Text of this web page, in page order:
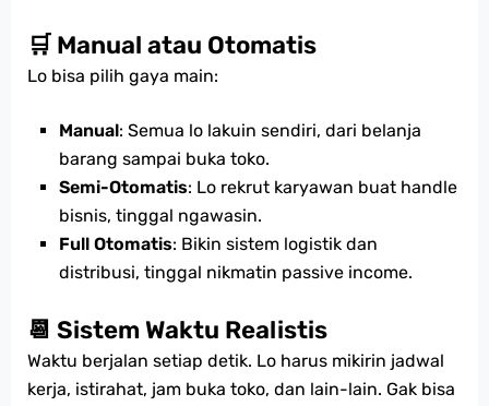
🛒 Manual atau Otomatis
Lo bisa pilih gaya main:
Manual: Semua lo lakuin sendiri, dari belanja
barang sampai buka toko.
Semi-Otomatis: Lo rekrut karyawan buat handle
bisnis, tinggal ngawasin.
Full Otomatis: Bikin sistem logistik dan
distribusi, tinggal nikmatin passive income.
📆 Sistem Waktu Realistis
Waktu berjalan setiap detik. Lo harus mikirin jadwal
kerja, istirahat, jam buka toko, dan lain-lain. Gak bisa